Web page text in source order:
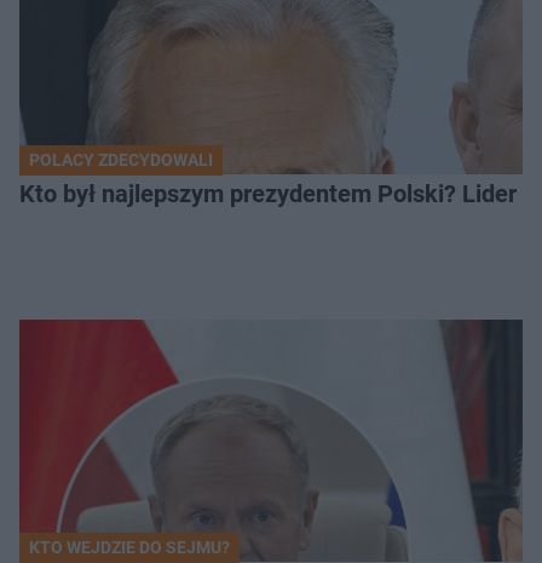
POLACY ZDECYDOWALI
Kto był najlepszym prezydentem Polski? Lider
KTO WEJDZIE DO SEJMU?